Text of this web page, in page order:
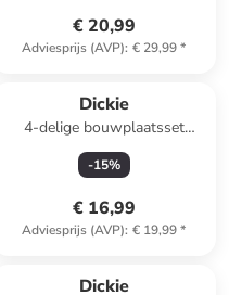
€ 20,99
Adviesprijs (AVP): € 29,99*
Dickie
4-delige bouwplaatsset
"Volvo Tough Excavator'' geel
- vanaf 3 jaar
-15%
€ 16,99
Adviesprijs (AVP): € 19,99*
Dickie